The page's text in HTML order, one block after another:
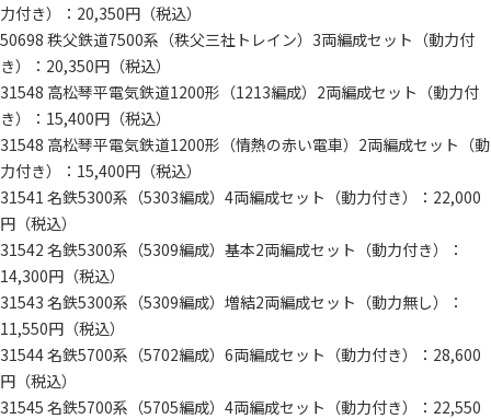
力付き）：20,350円（税込）
50698 秩父鉄道7500系（秩父三社トレイン）3両編成セット（動力付
き）：20,350円（税込）
31548 高松琴平電気鉄道1200形（1213編成）2両編成セット（動力付
き）：15,400円（税込）
31548 高松琴平電気鉄道1200形（情熱の赤い電車）2両編成セット（動
力付き）：15,400円（税込）
31541 名鉄5300系（5303編成）4両編成セット（動力付き）：22,000
円（税込）
31542 名鉄5300系（5309編成）基本2両編成セット（動力付き）：
14,300円（税込）
31543 名鉄5300系（5309編成）増結2両編成セット（動力無し）：
11,550円（税込）
31544 名鉄5700系（5702編成）6両編成セット（動力付き）：28,600
円（税込）
31545 名鉄5700系（5705編成）4両編成セット（動力付き）：22,550